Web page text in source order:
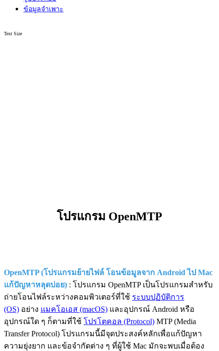
ข้อมูลจำเพาะ
Text Size
โปรแกรม OpenMTP
OpenMTP (โปรแกรมย้ายไฟล์ โอนข้อมูลจาก Android ไป Mac
แก้ปัญหาหลุดบ่อย) : โปรแกรม OpenMTP เป็นโปรแกรมสำหรับ
ถ่ายโอนไฟล์ระหว่างคอมพิวเตอร์ที่ใช้ ระบบปฏิบัติการ
(OS) อย่าง แมคโอเอส (macOS) และอุปกรณ์ Android หรือ
อุปกรณ์ใด ๆ ก็ตามที่ใช้ โปรโตคอล (Protocol) MTP (Media
Transfer Protocol) โปรแกรมนี้มีจุดประสงค์หลักเพื่อแก้ปัญหา
ความยุ่งยาก และข้อจำกัดต่าง ๆ ที่ผู้ใช้ Mac มักจะพบเมื่อต้อง